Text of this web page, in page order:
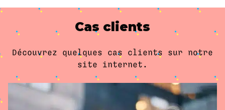
Cas clients
Découvrez quelques cas clients sur notre
site internet.